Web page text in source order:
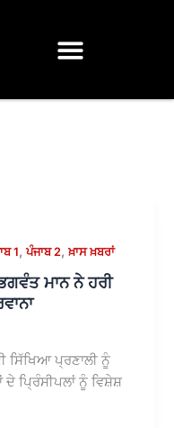
1,ਪੰਜਾਬ 2,ਖ਼ਾਸ ਖ਼ਬਰਾਂ
ਮਾਨ ਨੇ ਹਰੀ
ਸਿੱਖਿਆ ਪ੍ਰਣਾਲੀ ਨੂੰ
ਪ੍ਰਿੰਸੀਪਲਾਂ ਨੂੰ ਵਿਸ਼ੇਸ਼